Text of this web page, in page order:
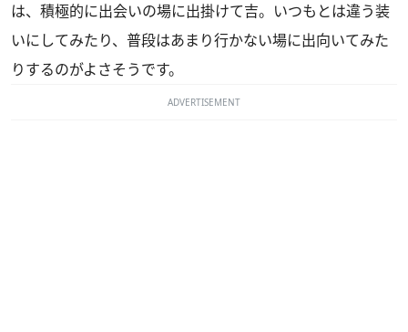
は、積極的に出会いの場に出掛けて吉。いつもとは違う装
いにしてみたり、普段はあまり行かない場に出向いてみた
りするのがよさそうです。
ADVERTISEMENT